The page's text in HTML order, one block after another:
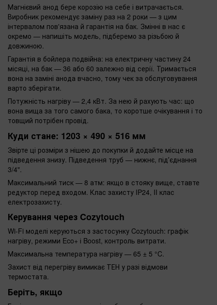
Магнієвий анод бере корозію на себе і витрачається.
Виробник рекомендує заміну раз на 2 роки — з цим
інтервалом пов'язана й гарантія на бак. Змінні в нас є
окремо — напишіть модель, підберемо за різьбою й
довжиною.
Гарантія в бойлера подвійна: на електричну частину 24
місяці, на бак — 36 або 60 залежно від серії. Тримається
вона на заміні анода вчасно, тому чек за обслуговування
варто зберігати.
Потужність нагріву — 2,4 кВт. За нею й рахують час: що
вона вища за того самого бака, то коротше очікування і то
товщий потрібен провід.
Куди стане: 1203 × 490 × 516 мм
Звірте ці розміри з нішею до покупки й додайте місце на
підведення знизу. Підведення труб — нижнє, підʼєднання
3/4".
Максимальний тиск — 8 атм: якщо в стояку вище, ставте
редуктор перед входом. Клас захисту IP24, II клас
електрозахисту.
Керування через Cozytouch
Wi-Fi моделі керуються з застосунку Cozytouch: графік
нагріву, режими Eco+ і Boost, контроль витрати.
Максимальна температура нагріву — 65 ± 5 °C.
Захист від перегріву вимикає ТЕН у разі відмови
термостата.
Беріть, якщо